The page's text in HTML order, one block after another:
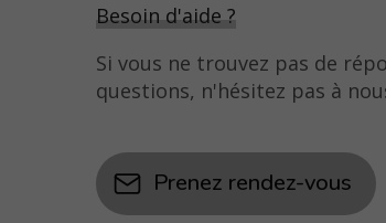
Besoin d'aide ?
Si vous ne trouvez pas de
questions, n'hésitez pas à
Prenez rendez-vous